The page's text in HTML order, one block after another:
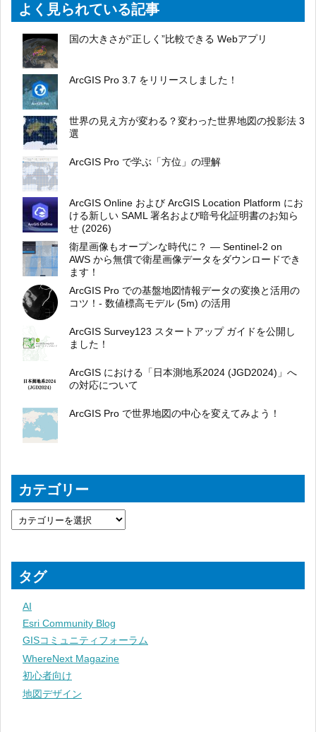
よく見られている記事
国の大きさが”正しく”比較できる Webアプリ
ArcGIS Pro 3.7 をリリースしました！
世界の見え方が変わる？変わった世界地図の投影法 3
選
ArcGIS Pro で学ぶ「方位」の理解
ArcGIS Online および ArcGIS Location Platform にお
ける新しい SAML 署名および暗号化証明書のお知ら
せ (2026)
衛星画像もオープンな時代に？ ― Sentinel-2 on
AWS から無償で衛星画像データをダウンロードでき
ます！
ArcGIS Pro での基盤地図情報データの変換と活用の
コツ！- 数値標高モデル (5m) の活用
ArcGIS Survey123 スタートアップ ガイドを公開し
ました！
ArcGIS における「日本測地系2024 (JGD2024)」へ
の対応について
ArcGIS Pro で世界地図の中心を変えてみよう！
カテゴリー
タグ
AI
Esri Community Blog
GISコミュニティフォーラム
WhereNext Magazine
初心者向け
地図デザイン